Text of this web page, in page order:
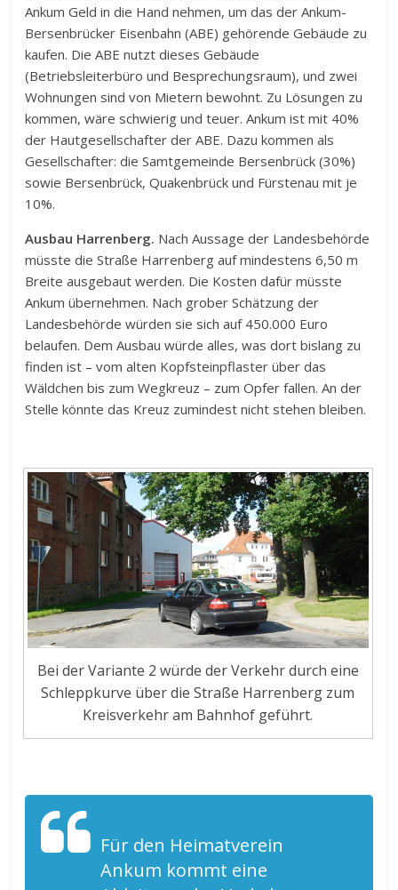
Ankum Geld in die Hand nehmen, um das der Ankum-
Bersenbrücker Eisenbahn (ABE) gehörende Gebäude zu
kaufen. Die ABE nutzt dieses Gebäude
(Betriebsleiterbüro und Besprechungsraum), und zwei
Wohnungen sind von Mietern bewohnt. Zu Lösungen zu
kommen, wäre schwierig und teuer. Ankum ist mit 40%
der Hautgesellschafter der ABE. Dazu kommen als
Gesellschafter: die Samtgemeinde Bersenbrück (30%)
sowie Bersenbrück, Quakenbrück und Fürstenau mit je
10%.
Ausbau Harrenberg. Nach Aussage der Landesbehörde
müsste die Straße Harrenberg auf mindestens 6,50 m
Breite ausgebaut werden. Die Kosten dafür müsste
Ankum übernehmen. Nach grober Schätzung der
Landesbehörde würden sie sich auf 450.000 Euro
belaufen. Dem Ausbau würde alles, was dort bislang zu
finden ist – vom alten Kopfsteinpflaster über das
Wäldchen bis zum Wegkreuz – zum Opfer fallen. An der
Stelle könnte das Kreuz zumindest nicht stehen bleiben.
Bei der Variante 2 würde der Verkehr durch eine
Schleppkurve über die Straße Harrenberg zum
Kreisverkehr am Bahnhof geführt.
Für den Heimatverein
Ankum kommt eine